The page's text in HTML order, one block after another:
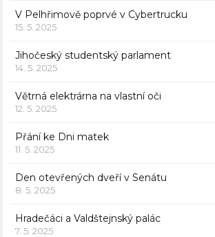
V Pelhřimově poprvé v Cybertrucku
15. 5. 2025
Jihočeský studentský parlament
14. 5. 2025
Větrná elektrárna na vlastní oči
12. 5. 2025
Přání ke Dni matek
11. 5. 2025
Den otevřených dveří v Senátu
8. 5. 2025
Hradečáci a Valdštejnský palác
7. 5. 2025